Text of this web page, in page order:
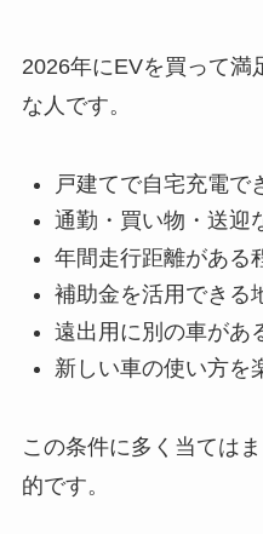
2026年にEVを買って満
な人です。
戸建てで自宅充電で
通勤・買い物・送迎
年間走行距離がある
補助金を活用できる
遠出用に別の車があ
新しい車の使い方を
この条件に多く当ては
的です。